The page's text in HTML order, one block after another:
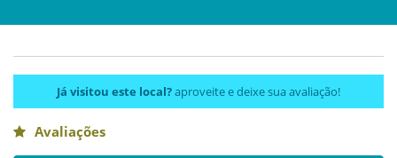
Já visitou este local?aproveite e deixe sua avaliação!
Avaliações